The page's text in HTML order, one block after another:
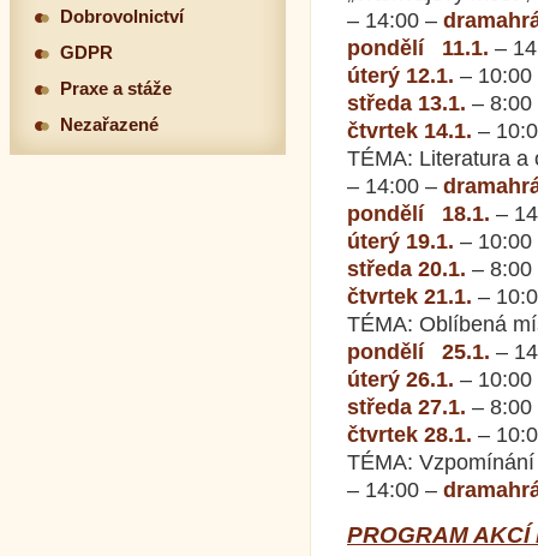
– 14:00 –
pondělí 11.1. –
úterý 12.1. –
středa 13.1. –
čtvrtek 14.1. –
TÉMA: Literatura a
– 14:00 –
pondělí 18.1. –
úterý 19.1. –
středa 20.1. – 8:00
čtvrtek 21.1. –
TÉMA: Oblíbená
pondělí 25.1. –
úterý 26.1. –
středa 27.1. –
čtvrtek 28.1. –
TÉMA:
– 14:00 –
PROGRAM AKCÍ
Dobrovolnictví
GDPR
Praxe a stáže
Nezařazené